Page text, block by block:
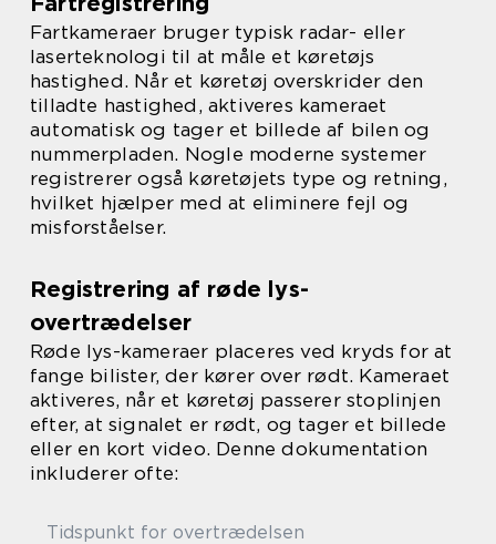
Fartkameraer bruger typisk radar- eller
laserteknologi til at måle et køretøjs
hastighed. Når et køretøj overskrider den
tilladte hastighed, aktiveres kameraet
automatisk og tager et billede af bilen og
nummerpladen. Nogle moderne systemer
registrerer også køretøjets type og retning,
hvilket hjælper med at eliminere fejl og
misforståelser.
Registrering af røde lys-
overtrædelser
Røde lys-kameraer placeres ved kryds for at
fange bilister, der kører over rødt. Kameraet
aktiveres, når et køretøj passerer stoplinjen
efter, at signalet er rødt, og tager et billede
eller en kort video. Denne dokumentation
inkluderer ofte:
Tidspunkt for overtrædelsen